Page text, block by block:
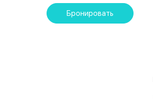
Бронировать